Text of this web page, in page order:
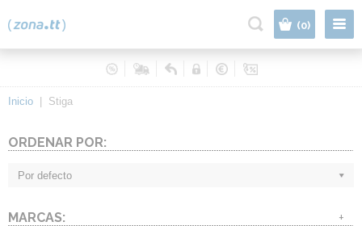
(0)
Inicio Stiga
ORDENAR POR:
Por defecto
MARCAS: +